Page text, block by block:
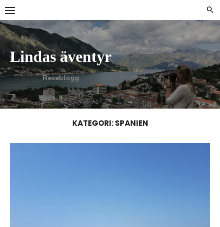
Skip
to
content
Lindas äventyr
Reseblogg
KATEGORI:SPANIEN